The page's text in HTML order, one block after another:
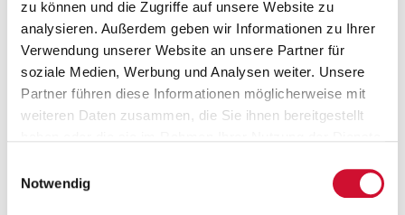
zu können und die Zugriffe auf unsere Website zu
analysieren. Außerdem geben wir Informationen zu Ihrer
Verwendung unserer Website an unsere Partner für
soziale Medien, Werbung und Analysen weiter. Unsere
Partner führen diese Informationen möglicherweise mit
weiteren Daten zusammen, die Sie ihnen bereitgestellt
Wenn Sie auf „Cookies zulassen“ klicken, so stimmen
Sie der Speicherung sämtlicher Cookies zu. Sie können
Notwendig
Gesundheitsmaßnahmen
Mitarbeiter*innen-Events